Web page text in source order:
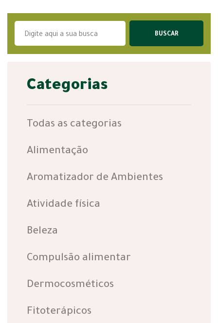
Categorias
Todas as categorias
Alimentação
Aromatizador de Ambientes
Atividade física
Beleza
Compulsão alimentar
Dermocosméticos
Fitoterápicos